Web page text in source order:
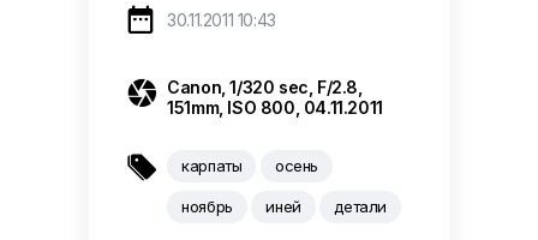
 30.11.2011 10:43
 Canon, 1/320 sec, F/2.8,
151mm, ISO 800, 04.11.2011
 карпаты осень
ноябрь иней детали